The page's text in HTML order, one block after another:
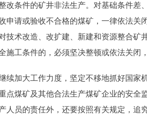
改条件的矿井非法生产。对基础条件差
申请或验收不合格的煤矿，一律依法关
技术改造、改扩建、新建和资源整合矿
施工条件的，必须坚决整顿或依法关闭
加大工作力度，坚定不移地抓好国家机
点煤矿及其他合法生产煤矿企业的安全
人员的责任外，还要按照有关规定，追